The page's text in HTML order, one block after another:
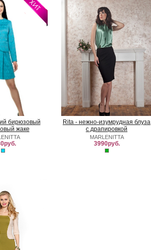
бирюзовый
жаке
Rita - нежно-изумрудная блуза
с драпировкой
MARLENITTA
3990руб.